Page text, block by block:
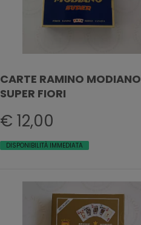
CARTE RAMINO MODIANO
SUPER FIORI
€ 12,00
DISPONIBILITÀ IMMEDIATA